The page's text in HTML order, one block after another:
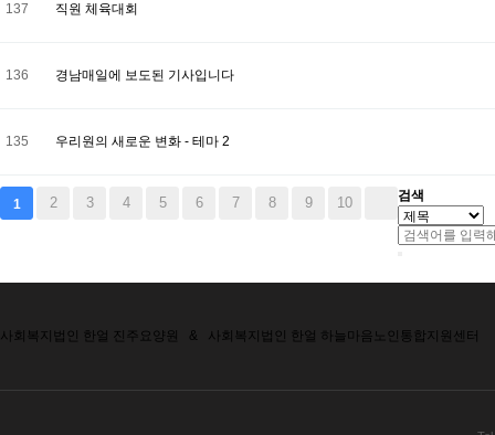
137 직원 체육대회
136 경남매일에 보도된 기사입니다
135 우리원의 새로운 변화 - 테마 2
1 2 3 4 5 6 7 8 9 10 검색
사회복지법인 한얼 진주요양원 & 사회복지법인 한얼 하늘마음노인통합지원센터